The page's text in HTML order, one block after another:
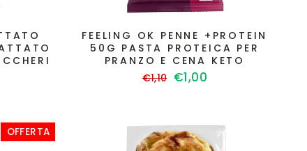
FEELING OK PENNE +PROTEIN
50G PASTA PROTEICA PER
PRANZO E CENA KETO
Prezzo
€1,10 Prezzo
€1,00
OFFERTA